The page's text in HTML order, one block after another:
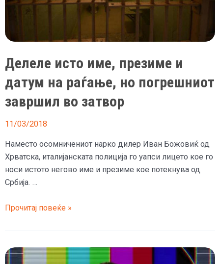
Делеле исто име, презиме и
датум на раѓање, но погрешниот
завршил во затвор
11/03/2018
Наместо осомничениот нарко дилер Иван Божовиќ од
Хрватска, италијанската полиција го уапси лицето кое го
носи истото негово име и презиме кое потекнува од
Србија. …
Делеле
име,
презиме
и
Прочитај повеќе »